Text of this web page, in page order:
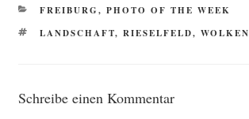
KATEGORIEN
FREIBURG, PHOTO OF THE WEEK
SCHLAGWÖRTER
LANDSCHAFT, RIESELFELD, WOLKEN
Schreibe einen Kommentar